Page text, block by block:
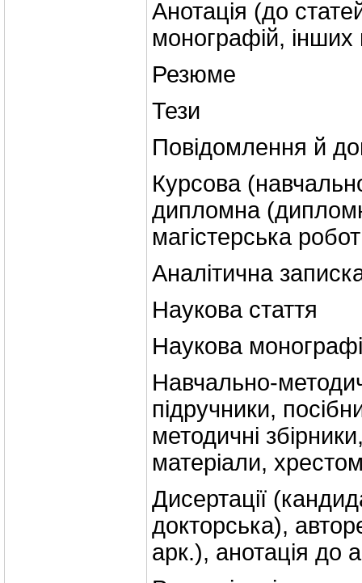
Анотація (до
монографій, інших
Резюме
Тези
Повідомлення й
Курсова
дипломна
магістерська
Аналітична
Наукова стаття
Наукова
Навчально-
підручники,
методичні
матеріали,
Дисертації
докторська),
арк.), анотація до